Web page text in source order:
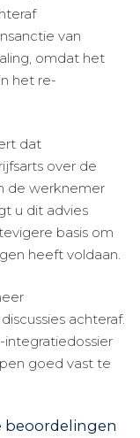
van
omdat het
het re-
dat
over de
de werknemer
u dit advies
basis om
heeft voldaan.
achteraf.
goed vast te
beoordelingen